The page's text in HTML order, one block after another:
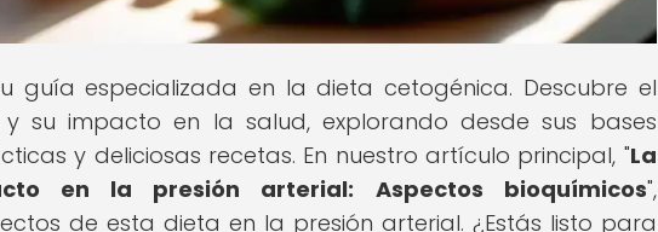
guía especializada en la dieta cetogénica. Descubre el
su impacto en la salud, explorando desde sus bases
y deliciosas recetas. En nuestro artículo principal, "La
en la presión arterial: Aspectos bioquímicos",
de esta dieta en la presión arterial. ¿Estás listo para